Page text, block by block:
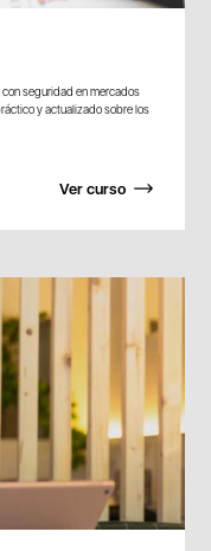
con seguridad en mercados
y actualizado sobre los
Ver curso